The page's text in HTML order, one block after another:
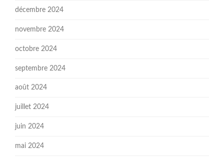
décembre 2024
novembre 2024
octobre 2024
septembre 2024
août 2024
juillet 2024
juin 2024
mai 2024